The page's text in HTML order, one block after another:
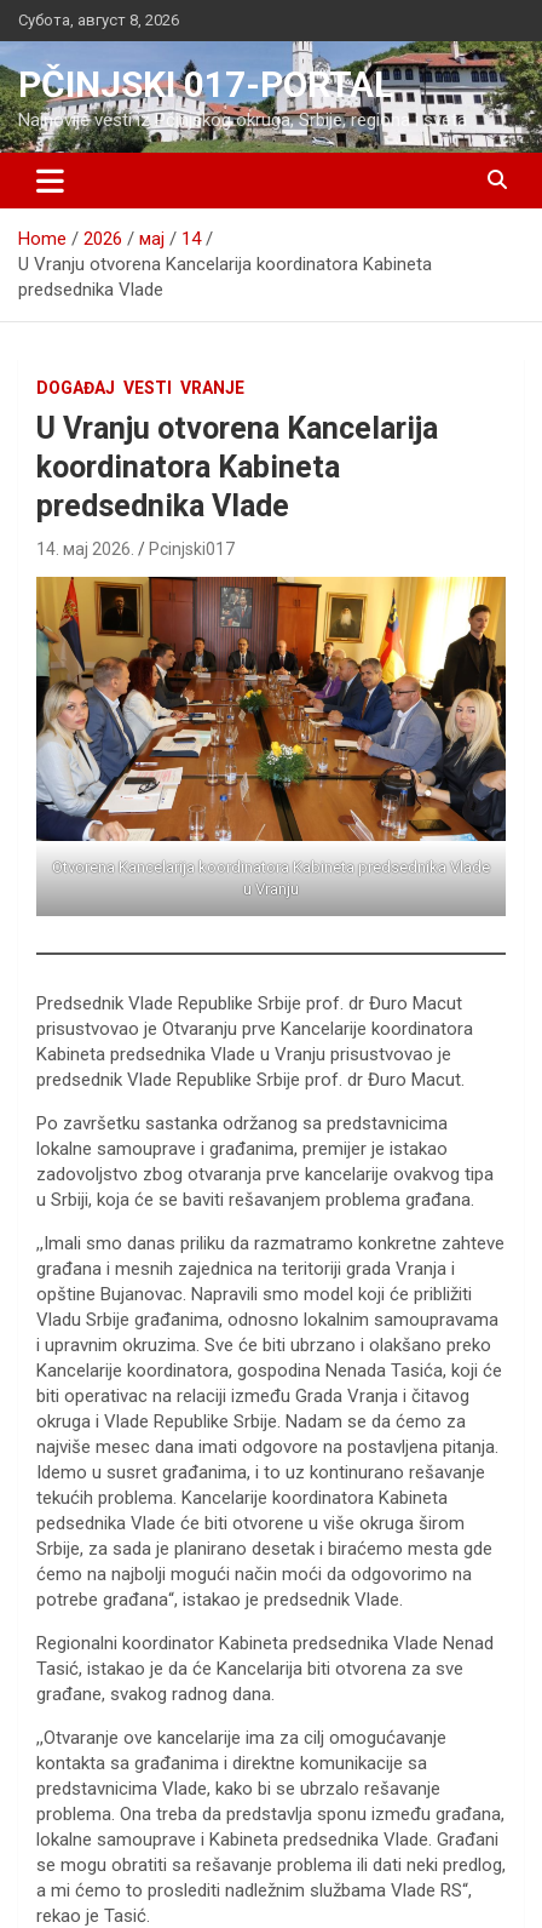
Skip
to
content
Субота, август 8, 2026
PČINJSKI 017-PORTAL
Najnovije vesti iz Pčinjskog okruga, Srbije, regiona i sveta
Home 2026 мај
14
U Vranju otvorena Kancelarija koordinatora Kabineta
predsednika Vlade
DOGAĐAJ VESTI VRANJE
U Vranju otvorena Kancelarija
koordinatora Kabineta
predsednika Vlade
14. мај 2026. Pcinjski017
Otvorena Kancelarija koordinatora Kabineta predsednika Vlade
u Vranju
Predsednik Vlade Republike Srbije prof. dr Đuro Macut
prisustvovao je Otvaranju prve Kancelarije koordinatora
Kabineta predsednika Vlade u Vranju prisustvovao je
predsednik Vlade Republike Srbije prof. dr Đuro Macut.
Po završetku sastanka održanog sa predstavnicima
lokalne samouprave i građanima, premijer je istakao
zadovoljstvo zbog otvaranja prve kancelarije ovakvog tipa
u Srbiji, koja će se baviti rešavanjem problema građana.
,,Imali smo danas priliku da razmatramo konkretne zahteve
građana i mesnih zajednica na teritoriji grada Vranja i
opštine Bujanovac. Napravili smo model koji će približiti
Vladu Srbije građanima, odnosno lokalnim samoupravama
i upravnim okruzima. Sve će biti ubrzano i olakšano preko
Kancelarije koordinatora, gospodina Nenada Tasića, koji će
biti operativac na relaciji između Grada Vranja i čitavog
okruga i Vlade Republike Srbije. Nadam se da ćemo za
najviše mesec dana imati odgovore na postavljena pitanja.
Idemo u susret građanima, i to uz kontinurano rešavanje
tekućih problema. Kancelarije koordinatora Kabineta
pedsednika Vlade će biti otvorene u više okruga širom
Srbije, za sada je planirano desetak i biraćemo mesta gde
ćemo na najbolji mogući način moći da odgovorimo na
potrebe građana“, istakao je predsednik Vlade.
Regionalni koordinator Kabineta predsednika Vlade Nenad
Tasić, istakao je da će Kancelarija biti otvorena za sve
građane, svakog radnog dana.
,,Otvaranje ove kancelarije ima za cilj omogućavanje
kontakta sa građanima i direktne komunikacije sa
predstavnicima Vlade, kako bi se ubrzalo rešavanje
problema. Ona treba da predstavlja sponu između građana,
lokalne samouprave i Kabineta predsednika Vlade. Građani
se mogu obratiti sa rešavanje problema ili dati neki predlog,
a mi ćemo to proslediti nadležnim službama Vlade RS“,
rekao je Tasić.